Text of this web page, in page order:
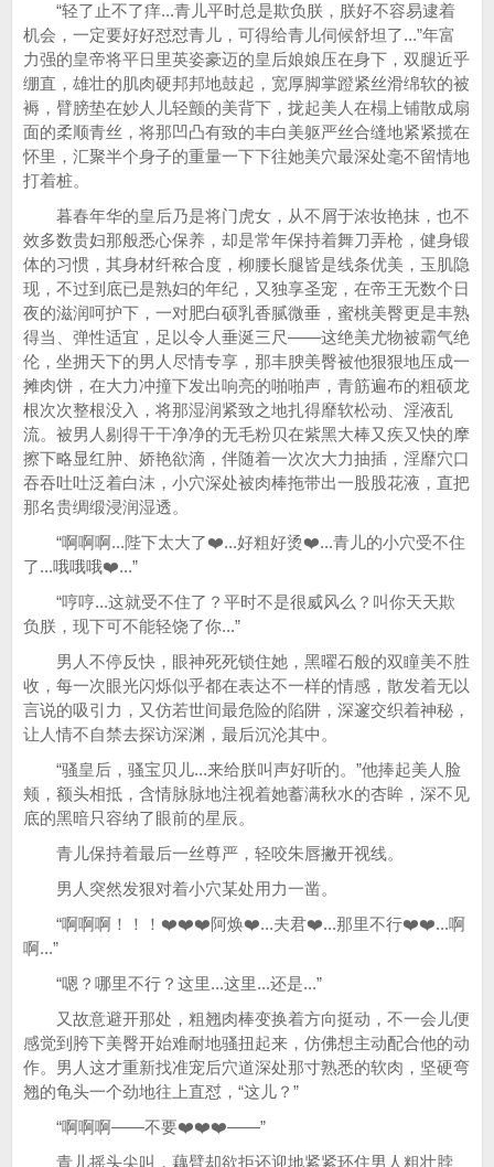
“轻了止不了痒...青儿平时总是欺负朕，朕好不容易逮着
机会，一定要好好怼怼青儿，可得给青儿伺候舒坦了...”年富
力强的皇帝将平日里英姿豪迈的皇后娘娘压在身下，双腿近乎
绷直，雄壮的肌肉硬邦邦地鼓起，宽厚脚掌蹬紧丝滑绵软的被
褥，臂膀垫在妙人儿轻颤的美背下，拢起美人在榻上铺散成扇
面的柔顺青丝，将那凹凸有致的丰白美躯严丝合缝地紧紧揽在
怀里，汇聚半个身子的重量一下下往她美穴最深处毫不留情地
打着桩。
暮春年华的皇后乃是将门虎女，从不屑于浓妆艳抹，也不
效多数贵妇那般悉心保养，却是常年保持着舞刀弄枪，健身锻
体的习惯，其身材纤秾合度，柳腰长腿皆是线条优美，玉肌隐
现，不过到底已是熟妇的年纪，又独享圣宠，在帝王无数个日
夜的滋润呵护下，一对肥白硕乳香腻微垂，蜜桃美臀更是丰熟
得当、弹性适宜，足以令人垂涎三尺——这绝美尤物被霸气绝
伦，坐拥天下的男人尽情专享，那丰腴美臀被他狠狠地压成一
摊肉饼，在大力冲撞下发出响亮的啪啪声，青筋遍布的粗硕龙
根次次整根没入，将那湿润紧致之地扎得靡软松动、淫液乱
流。被男人剔得干干净净的无毛粉贝在紫黑大棒又疾又快的摩
擦下略显红肿、娇艳欲滴，伴随着一次次大力抽插，淫靡穴口
吞吞吐吐泛着白沫，小穴深处被肉棒拖带出一股股花液，直把
那名贵绸缎浸润湿透。
“啊啊啊...陛下太大了❤️...好粗好烫❤️...青儿的小穴受不住
了...哦哦哦❤️...”
“哼哼...这就受不住了？平时不是很威风么？叫你天天欺
负朕，现下可不能轻饶了你...”
男人不停反快，眼神死死锁住她，黑曜石般的双瞳美不胜
收，每一次眼光闪烁似乎都在表达不一样的情感，散发着无以
言说的吸引力，又仿若世间最危险的陷阱，深邃交织着神秘，
让人情不自禁去探访深渊，最后沉沦其中。
“骚皇后，骚宝贝儿...来给朕叫声好听的。”他捧起美人脸
颊，额头相抵，含情脉脉地注视着她蓄满秋水的杏眸，深不见
底的黑暗只容纳了眼前的星辰。
青儿保持着最后一丝尊严，轻咬朱唇撇开视线。
男人突然发狠对着小穴某处用力一凿。
“啊啊啊！！！❤️❤️❤️阿焕❤️...夫君❤️...那里不行❤️❤️...啊
啊...”
“嗯？哪里不行？这里...这里...还是...”
又故意避开那处，粗翘肉棒变换着方向挺动，不一会儿便
感觉到胯下美臀开始难耐地骚扭起来，仿佛想主动配合他的动
作。男人这才重新找准宠后穴道深处那寸熟悉的软肉，坚硬弯
翘的龟头一个劲地往上直怼，“这儿？”
“啊啊啊——不要❤️❤️❤️——”
青儿摇头尖叫，藕臂却欲拒还迎地紧紧环住男人粗壮脖